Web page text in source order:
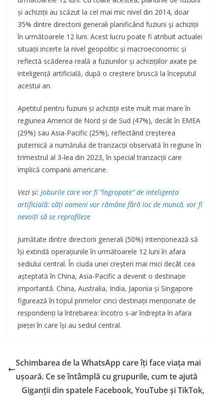
și achiziții au scăzut la cel mai mic nivel din 2014, doar
35% dintre directorii generali planificând fuziuni și achiziții
în următoarele 12 luni. Acest lucru poate fi atribuit actualei
situaţii incerte la nivel geopolitic și macroeconomic și
reflectă scăderea reală a fuziunilor și achizițiilor axate pe
inteligență artificială, după o creștere bruscă la începutul
acestui an.
Apetitul pentru fuziuni și achiziții este mult mai mare în
regiunea Americii de Nord și de Sud (47%), decât în EMEA
(29%) sau Asia-Pacific (25%), reflectând creșterea
puternică a numărului de tranzacții observată în regiune în
trimestrul al 3-lea din 2023, în special tranzacții care
implică companii americane.
Vezi și: Joburile care vor fi ”îngropate” de inteligența
artificială: câți oameni vor rămâne fără loc de muncă, vor fi
nevoiți să se reprofileze
Jumătate dintre directorii generali (50%) intenționează să
își extindă operațiunile în următoarele 12 luni în afara
sediului central. În ciuda unei creșteri mai mici decât cea
așteptată în China, Asia-Pacific a devenit o destinație
importantă. China, Australia, India, Japonia și Singapore
figurează în topul primelor cinci destinații menționate de
respondenți la întrebarea: încotro s-ar îndrepta în afara
pieței în care își au sediul central.
Schimbarea de la WhatsApp care îți face viața mai
ușoară. Ce se întâmplă cu grupurile, cum te ajută
Giganții din spatele Facebook, YouTube și TikTok,